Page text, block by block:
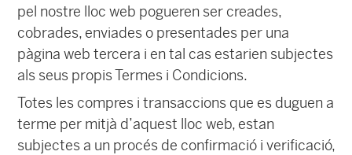
pel nostre lloc web pogueren ser creades,
cobrades, enviades o presentades per una
pàgina web tercera i en tal cas estarien subjectes
als seus propis Termes i Condicions.
Totes les compres i transaccions que es duguen a
terme per mitjà d’aquest lloc web, estan
subjectes a un procés de confirmació i verificació,